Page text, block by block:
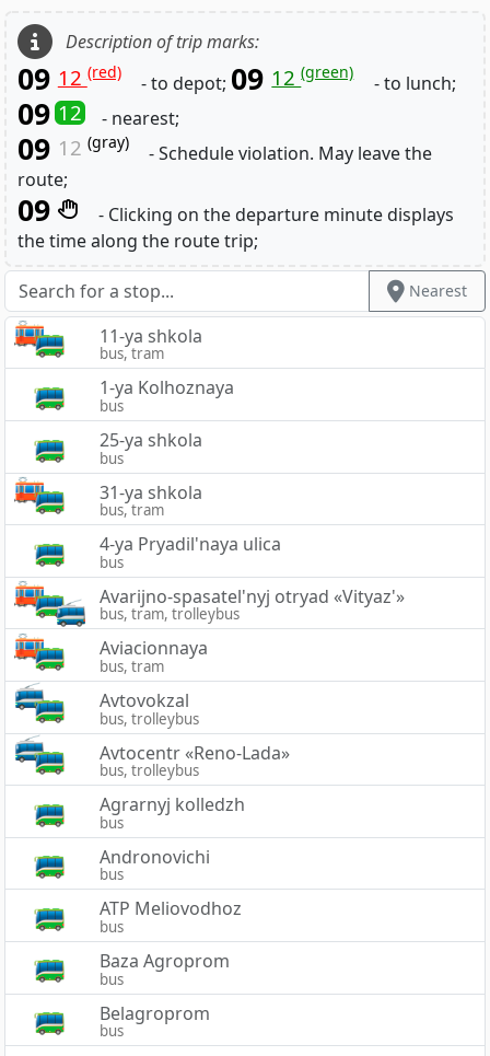
Nearest
11-ya shkola
bus, tram
1-ya Kolhoznaya
bus
25-ya shkola
bus
31-ya shkola
bus, tram
4-ya Pryadil'naya ulica
bus
Avarijno-spasatel'nyj otryad «Vityaz'»
bus, tram, trolleybus
Aviacionnaya
bus, tram
Avtovokzal
bus, trolleybus
Avtocentr «Reno-Lada»
bus, trolleybus
Agrarnyj kolledzh
bus
Andronovichi
bus
ATP Meliovodhoz
bus
Baza Agroprom
bus
Belagroprom
bus
Description of trip marks:
09 12(red) - to depot; 09 12(green) - to lunch;
09 12 - nearest;
09 12 (gray)
- Schedule violation. May leave the
route;
09
- Clicking on the departure minute displays
the time along the route trip;